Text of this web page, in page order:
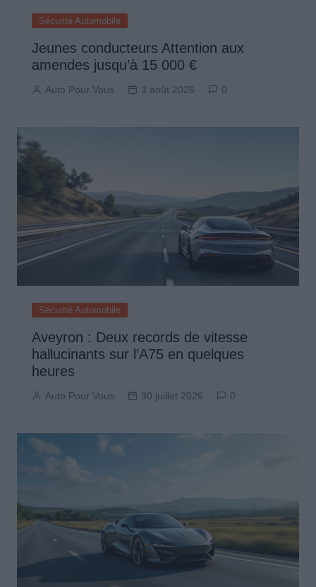
Sécurité Automobile
Jeunes conducteurs Attention aux
amendes jusqu’à 15 000 €
Auto Pour Vous 3 août 2026 0
Sécurité Automobile
Aveyron : Deux records de vitesse
hallucinants sur l’A75 en quelques
heures
Auto Pour Vous 30 juillet 2026 0